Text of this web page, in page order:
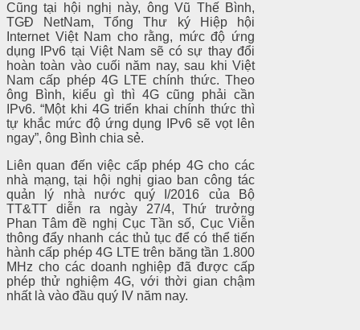
Cũng tại hội nghị này, ông Vũ Thế Bình,
TGĐ NetNam, Tổng Thư ký Hiệp hội
Internet Việt Nam cho rằng, mức độ ứng
dụng IPv6 tại Việt Nam sẽ có sự thay đổi
hoàn toàn vào cuối năm nay, sau khi Việt
Nam cấp phép 4G LTE chính thức. Theo
ông Bình, kiểu gì thì 4G cũng phải cần
IPv6. “Một khi 4G triển khai chính thức thì
tự khắc mức độ ứng dụng IPv6 sẽ vọt lên
ngay”, ông Bình chia sẻ.
Liên quan đến việc cấp phép 4G cho các
nhà mạng, tại hội nghị giao ban công tác
quản lý nhà nước quý I/2016 của Bộ
TT&TT diễn ra ngày 27/4, Thứ trưởng
Phan Tâm đề nghị Cục Tần số, Cục Viễn
thông đẩy nhanh các thủ tục để có thể tiến
hành cấp phép 4G LTE trên băng tần 1.800
MHz cho các doanh nghiệp đã được cấp
phép thử nghiệm 4G, với thời gian chậm
nhất là vào đầu quý IV năm nay.